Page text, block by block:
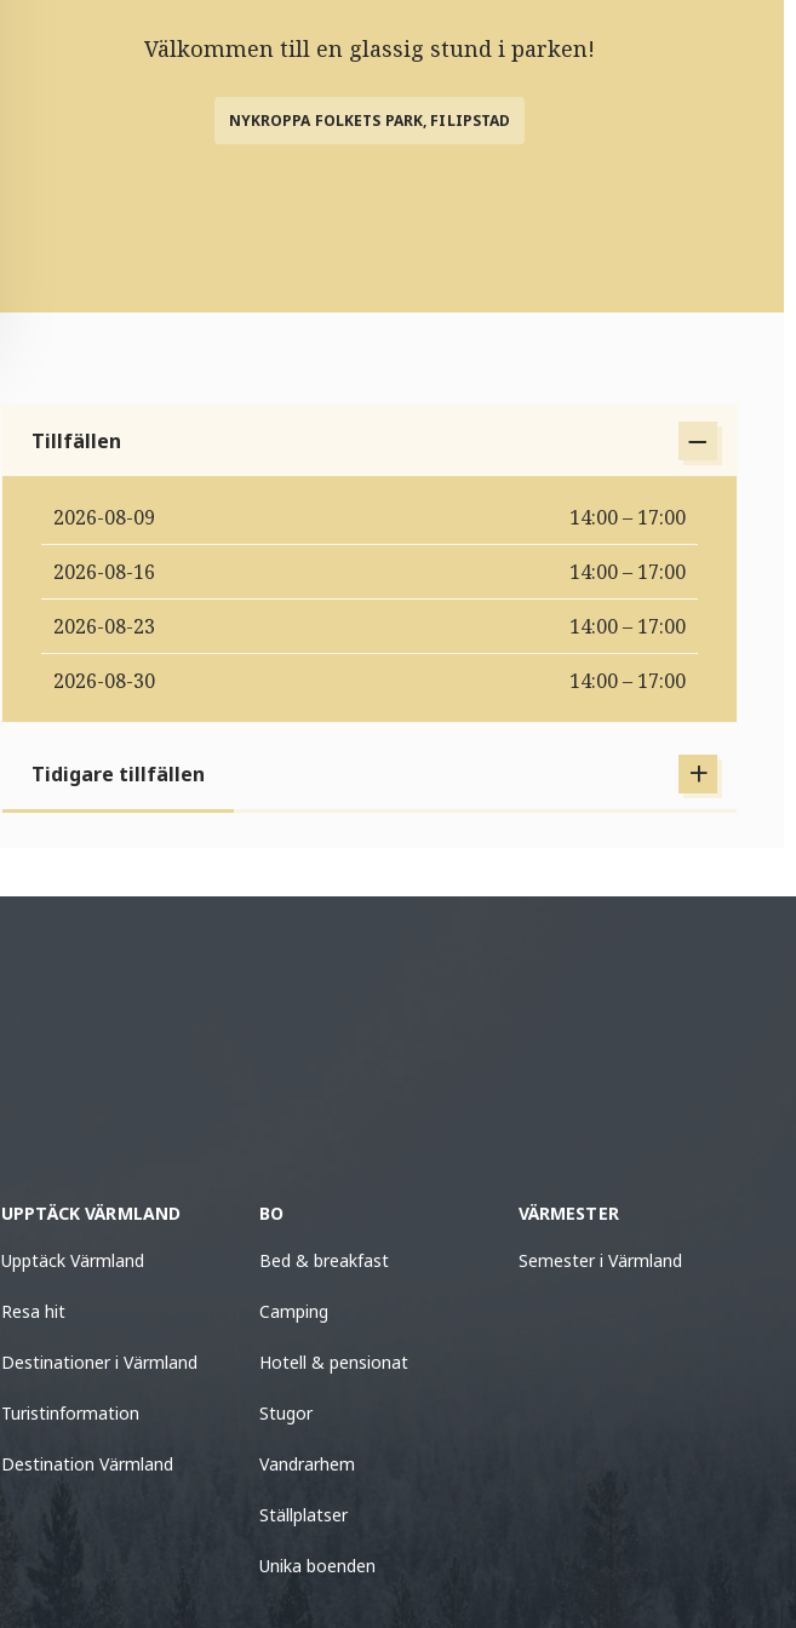
Välkommen till en glassig stund i parken!
NYKROPPA FOLKETS PARK, FILIPSTAD
Tillfällen
2026-08-09 14:00 – 17:00
2026-08-16 14:00 – 17:00
2026-08-23 14:00 – 17:00
2026-08-30 14:00 – 17:00
Tidigare tillfällen
UPPTÄCK VÄRMLAND
Upptäck Värmland
Resa hit
Destinationer i Värmland
Turistinformation
Destination Värmland
BO
Bed & breakfast
Camping
Hotell & pensionat
Stugor
Vandrarhem
Ställplatser
Unika boenden
VÄRMESTER
Semester i Värmland